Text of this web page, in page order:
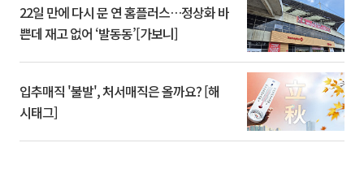
22일 만에 다시 문 연 홈플러스…정상화 바
쁜데 재고 없어 ‘발동동’[가보니]
입추매직 '불발', 처서매직은 올까요? [해
시태그]